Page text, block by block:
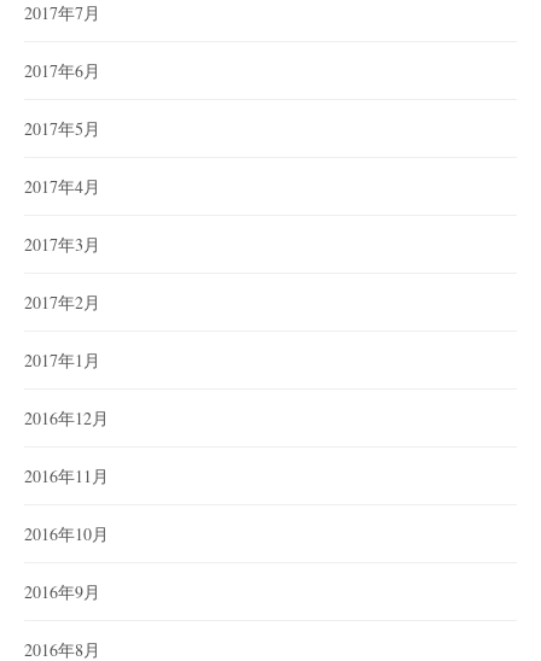
2017年7月
2017年6月
2017年5月
2017年4月
2017年3月
2017年2月
2017年1月
2016年12月
2016年11月
2016年10月
2016年9月
2016年8月